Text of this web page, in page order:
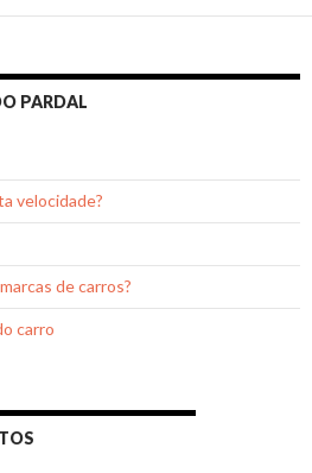
PARDAL
velocidade?
de carros?
carro